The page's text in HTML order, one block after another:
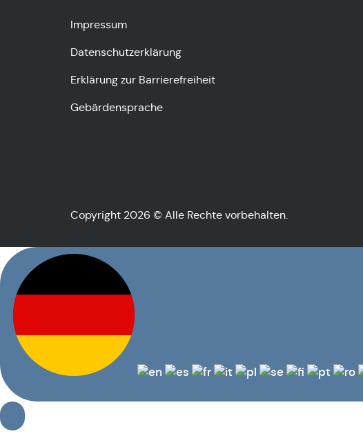
Impressum
Datenschutzerklärung
Erklärung zur Barrierefreiheit
Gebärdensprache
Copyright 2026 © Alle Rechte vorbehalten.